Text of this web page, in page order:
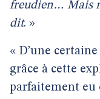
freudien… Mais
dit. »
« D’une
grâce à cette
parfaitement eu